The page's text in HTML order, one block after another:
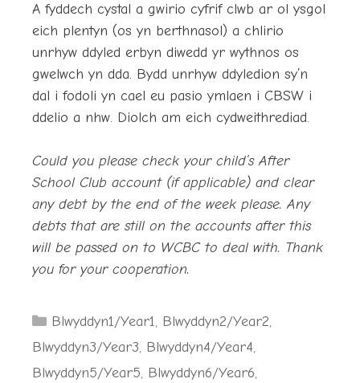
A fyddech cystal a gwirio cyfrif clwb ar ol ysgol
eich plentyn (os yn berthnasol) a chlirio
unrhyw ddyled erbyn diwedd yr wythnos os
gwelwch yn dda. Bydd unrhyw ddyledion sy’n
dal i fodoli yn cael eu pasio ymlaen i CBSW i
ddelio a nhw. Diolch am eich cydweithrediad.
Could you please check your child’s After
School Club account (if applicable) and clear
any debt by the end of the week please. Any
debts that are still on the accounts after this
will be passed on to WCBC to deal with. Thank
you for your cooperation.
Categories
Blwyddyn1/Year1, Blwyddyn2/Year2,
Blwyddyn3/Year3, Blwyddyn4/Year4,
Blwyddyn5/Year5, Blwyddyn6/Year6,